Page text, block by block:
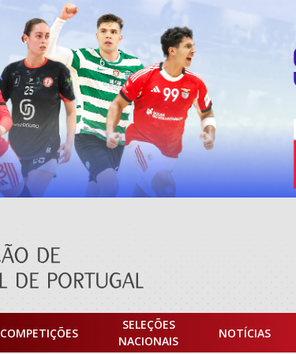
COMPETIÇÕES
SELEÇÕES
NACIONAIS
NOTÍCIAS